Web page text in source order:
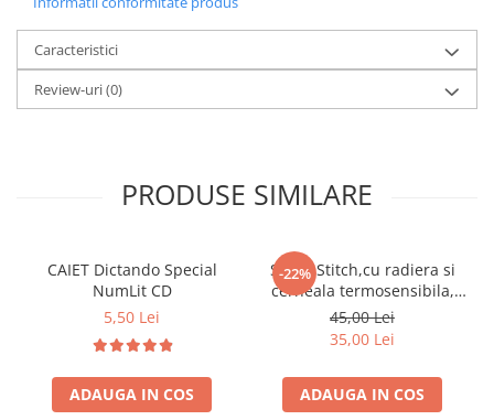
Caracteristici
Review-uri(0)
PRODUSE SIMILARE
CAIET Dictando Special
NumLit CD
5,50 Lei
ADAUGA IN COS
-22%
Stilou Stitch,cu radiera si
cerneala termosensibila,
pastel
45,00 Lei
35,00 Lei
ADAUGA IN COS